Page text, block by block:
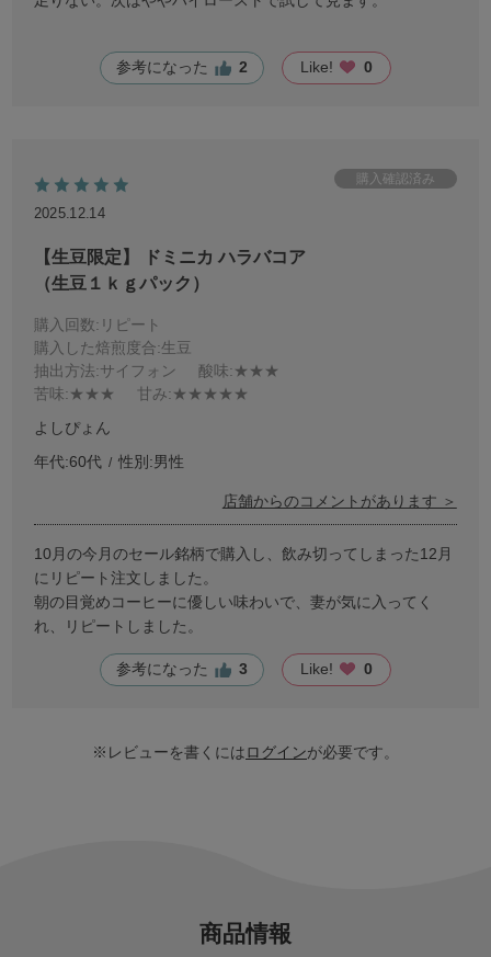
参考になった 2 Like! 0
2025.12.14
【生豆限定】 ドミニカ ハラバコア
（生豆１ｋｇパック）
購入回数:リピート
購入した焙煎度合:生豆
抽出方法:サイフォン 酸味:★★★
苦味:★★★ 甘み:★★★★★
よしぴょん
年代:60代 性別:男性
店舗からのコメントがあります ＞
10月の今月のセール銘柄で購入し、飲み切ってしまった12月
にリピート注文しました。
朝の目覚めコーヒーに優しい味わいで、妻が気に入ってく
れ、リピートしました。
参考になった 3 Like! 0
※レビューを書くにはログインが必要です。
商品情報